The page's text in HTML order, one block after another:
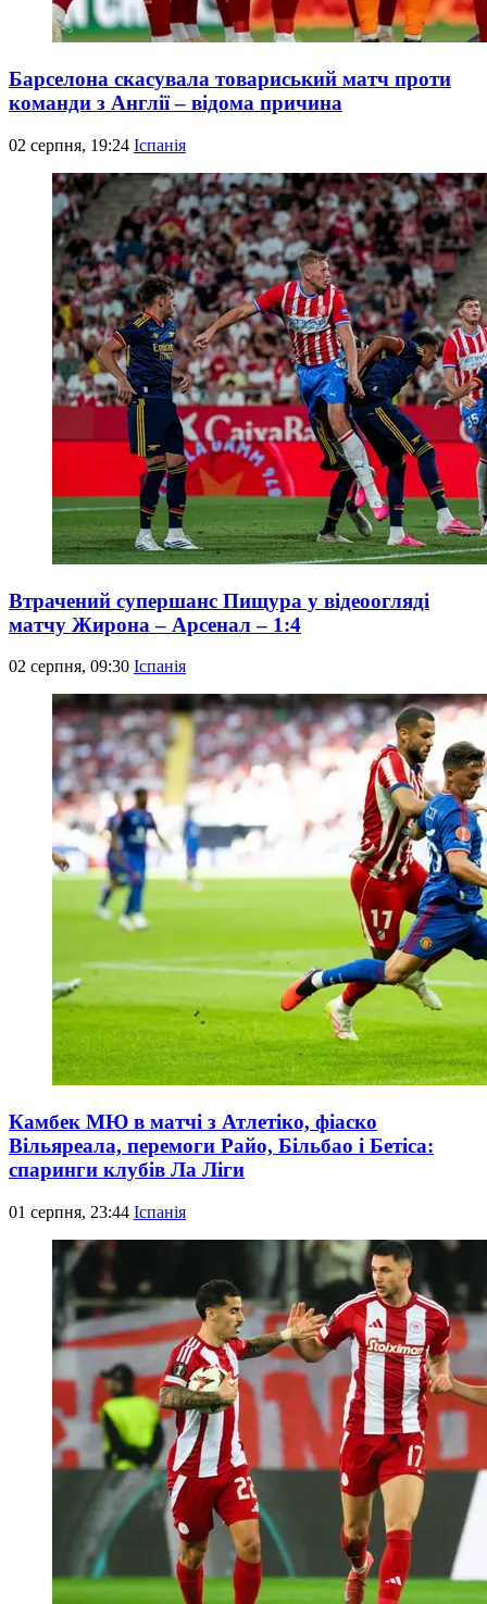
Барселона скасувала товариський матч проти
команди з Англії – відома причина
02 серпня, 19:24 Іспанія
Втрачений супершанс Пищура у відеоогляді
матчу Жирона – Арсенал – 1:4
02 серпня, 09:30 Іспанія
Камбек МЮ в матчі з Атлетіко, фіаско
Вільяреала, перемоги Райо, Більбао і Бетіса:
спаринги клубів Ла Ліги
01 серпня, 23:44 Іспанія